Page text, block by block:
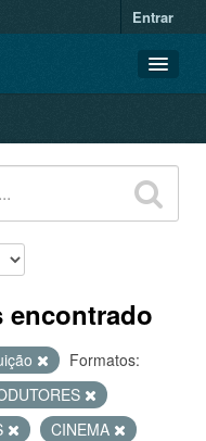
Entrar
encontrado
Formatos:
CINEMA